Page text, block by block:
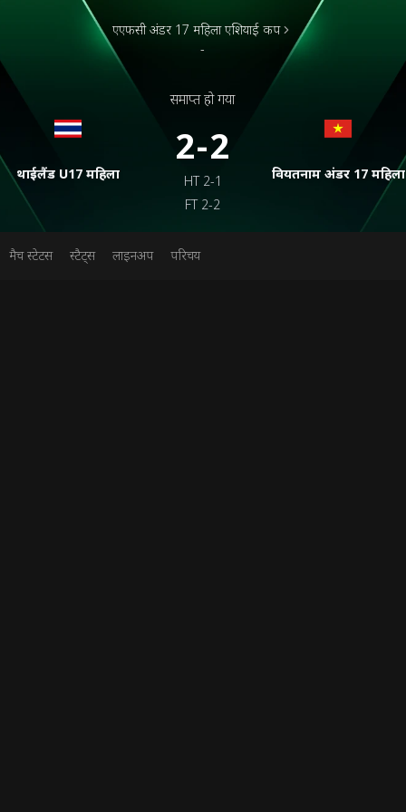
थाईलैंड U17 महिला
एएफसी अंडर 17 महिला एशियाई कप
-
समाप्त हो गया
2-2
HT 2-1
FT 2-2
वियतनाम अंडर 17 महिला
मैच स्टेटस स्टैट्स लाइनअप परिचय